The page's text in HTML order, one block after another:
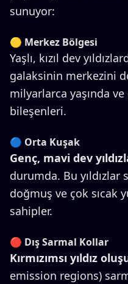
sunuyor:
🟡 Merkez Bölgesi
Yaşlı, kızıl dev
galaksinin merkezini
milyarlarca yaşında
bileşenleri.
🔵 Orta Kuşak
Genç, mavi dev
durumda. Bu yıldızlar
doğmuş ve çok sıcak
sahipler.
🔴 Dış Sarmal Kollar
Kırmızımsı yıldız
emission regions)